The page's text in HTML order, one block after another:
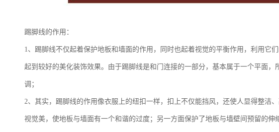
踢脚线的作用：
1、踢脚线不仅起着保护地板和墙面的作用，同时也起着视觉的平衡作用，利用它
起到较好的美化装饰效果。由于踢脚线是和门连接的一部分，基本属于一个平面
调；
2、其实，踢脚线的作用像衣服上的纽扣一样，扣上不仅能挡风，还使人显得整洁
视觉美，使地板与墙面有一个和谐的过度；另一方面保护了地板与墙壁间预留的